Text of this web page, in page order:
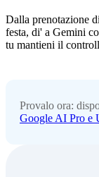
Dalla prenotazione
festa, di' a Gemini
tu mantieni il
Provalo ora:
Google AI Pro e